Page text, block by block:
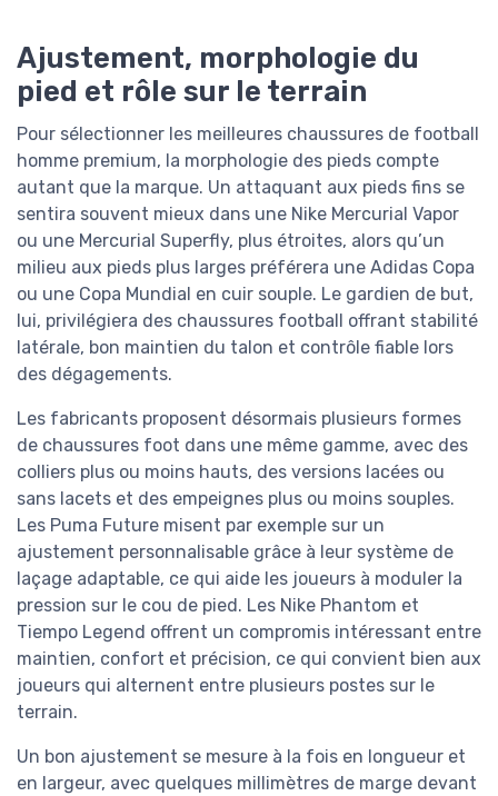
Ajustement, morphologie du
pied et rôle sur le terrain
Pour sélectionner les meilleures chaussures de football
homme premium, la morphologie des pieds compte
autant que la marque. Un attaquant aux pieds fins se
sentira souvent mieux dans une Nike Mercurial Vapor
ou une Mercurial Superfly, plus étroites, alors qu’un
milieu aux pieds plus larges préférera une Adidas Copa
ou une Copa Mundial en cuir souple. Le gardien de but,
lui, privilégiera des chaussures football offrant stabilité
latérale, bon maintien du talon et contrôle fiable lors
des dégagements.
Les fabricants proposent désormais plusieurs formes
de chaussures foot dans une même gamme, avec des
colliers plus ou moins hauts, des versions lacées ou
sans lacets et des empeignes plus ou moins souples.
Les Puma Future misent par exemple sur un
ajustement personnalisable grâce à leur système de
laçage adaptable, ce qui aide les joueurs à moduler la
pression sur le cou de pied. Les Nike Phantom et
Tiempo Legend offrent un compromis intéressant entre
maintien, confort et précision, ce qui convient bien aux
joueurs qui alternent entre plusieurs postes sur le
terrain.
Un bon ajustement se mesure à la fois en longueur et
en largeur, avec quelques millimètres de marge devant